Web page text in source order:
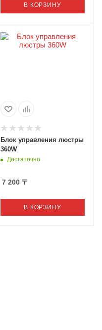
В КОРЗИНУ
Блок управления люстры
360W
Достаточно
7 200〒
В КОРЗИНУ